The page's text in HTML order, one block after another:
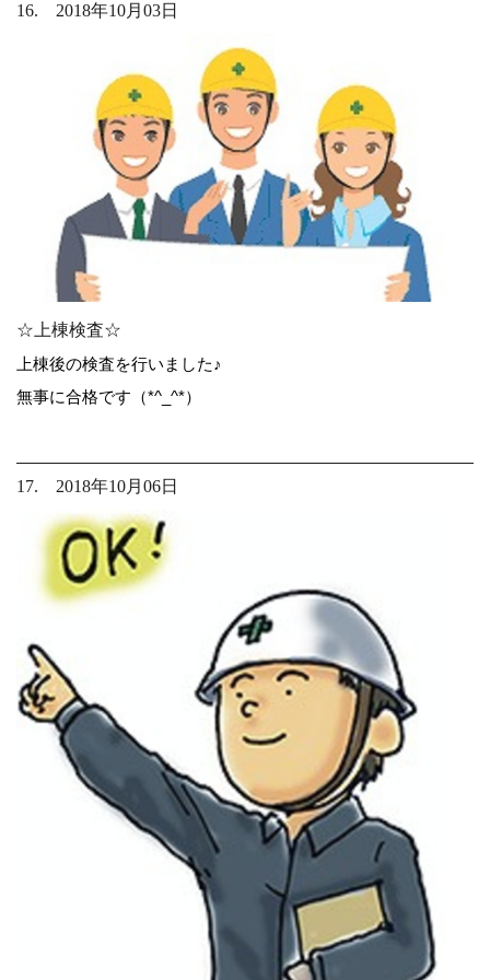
16. 2018年10月03日
☆上棟検査☆
上棟後の検査を行いました♪
無事に合格です（*^_^*）
17. 2018年10月06日